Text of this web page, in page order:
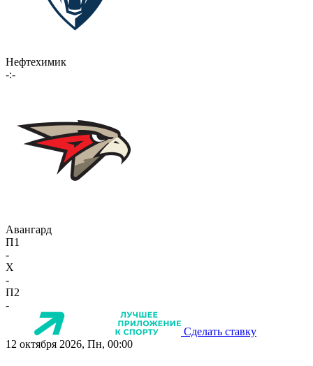
Нефтехимик
-:-
Авангард
П1
-
X
-
П2
-
Сделать ставку
12 октября 2026, Пн, 00:00